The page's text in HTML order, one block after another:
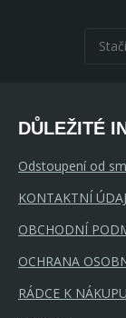
DŮLEŽITÉ
Odstoupení od
KONTAKTNÍ
OBCHODNÍ
OCHRANA
RÁDCE K NÁKUPU